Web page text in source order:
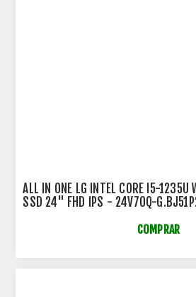
ALL IN ONE LG INTEL CORE I5-1235U
SSD 24" FHD IPS - 24V70Q-
COMPRAR